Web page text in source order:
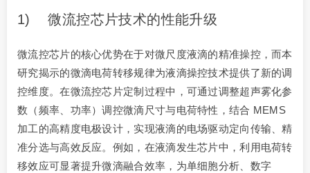
1) 微流控芯片技术的性能升级
微流控芯片的核心优势在于对微尺度液滴的精准操控，而本
研究揭示的微滴电荷转移规律为液滴操控技术提供了新的调
控维度。在微流控芯片定制过程中，可通过调整超声雾化参
数（频率、功率）调控微滴尺寸与电荷特性，结合 MEMS
加工的高精度电极设计，实现液滴的电场驱动定向传输、精
准分选与高效反应。例如，在液滴发生芯片中，利用电荷转
移效应可显著提升微滴融合效率，为单细胞分析、数字